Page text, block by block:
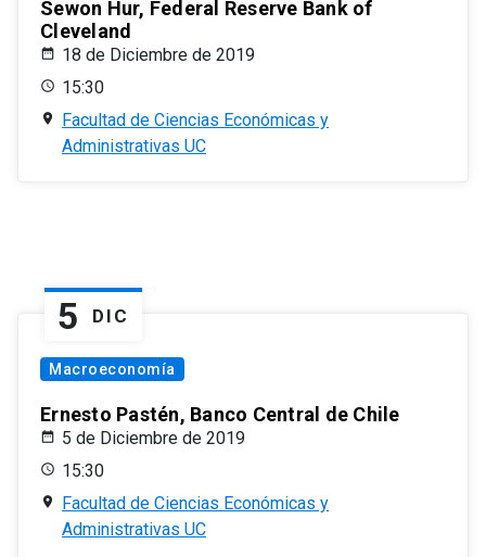
Sewon Hur, Federal Reserve Bank of
Cleveland
18 de Diciembre de 2019
15:30
Facultad de Ciencias Económicas y
Administrativas UC
5 DIC
Macroeconomía
Ernesto Pastén, Banco Central de Chile
5 de Diciembre de 2019
15:30
Facultad de Ciencias Económicas y
Administrativas UC